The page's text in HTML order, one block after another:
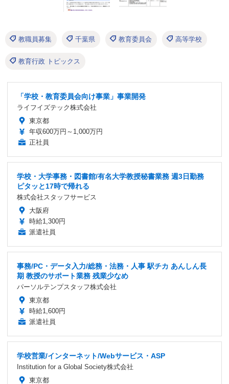
教職員募集 千葉県 教育委員会 高等学校
教育行政 トピックス
「学校・教育委員会向け事業」事業開発
ライフイズテック株式会社
東京都
年収600万円～1,000万円
正社員
学校・大学事務・図書館/有名大学教授秘書業務 週3日勤務
ピタッと17時で帰れる
株式会社スタッフサービス
大阪府
時給1,300円
派遣社員
事務/PC・データ入力/総務・法務・人事 駅チカ あんしん長
期 教授のサポート業務 残業少なめ
パーソルテンプスタッフ株式会社
東京都
時給1,600円
派遣社員
学校営業/インターネット/Webサービス・ASP
Institution for a Global Society株式会社
東京都